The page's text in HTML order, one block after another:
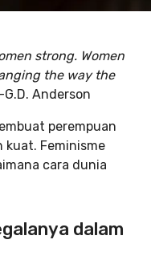
strong. Women
the way the
Anderson
perempuan
kuat. Feminisme
cara dunia
dalam